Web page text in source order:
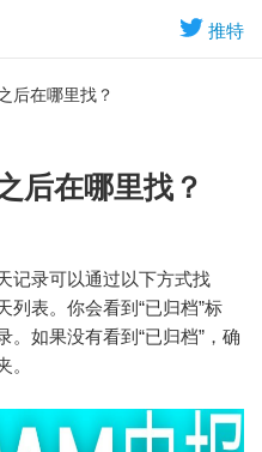
推特
后在哪里找？
后在哪里找？
记录可以通过以下方式找
列表。你会看到“已归档”标
如果没有看到“已归档”，确
。